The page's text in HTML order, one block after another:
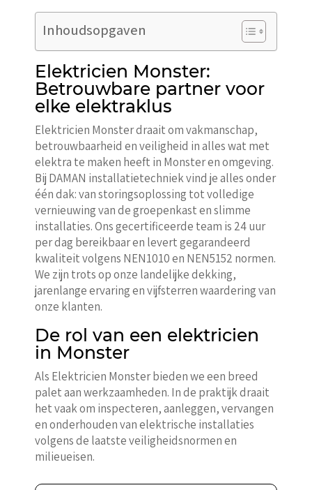
Inhoudsopgaven
Elektricien Monster:
Betrouwbare partner voor
elke elektraklus
Elektricien Monster draait om vakmanschap,
betrouwbaarheid en veiligheid in alles wat met
elektra te maken heeft in Monster en omgeving.
Bij DAMAN installatietechniek vind je alles onder
één dak: van storingsoplossing tot volledige
vernieuwing van de groepenkast en slimme
installaties. Ons gecertificeerde team is 24 uur
per dag bereikbaar en levert gegarandeerd
kwaliteit volgens NEN1010 en NEN5152 normen.
We zijn trots op onze landelijke dekking,
jarenlange ervaring en vijfsterren waardering van
onze klanten.
De rol van een elektricien
in Monster
Als Elektricien Monster bieden we een breed
palet aan werkzaamheden. In de praktijk draait
het vaak om inspecteren, aanleggen, vervangen
en onderhouden van elektrische installaties
volgens de laatste veiligheidsnormen en
milieueisen.